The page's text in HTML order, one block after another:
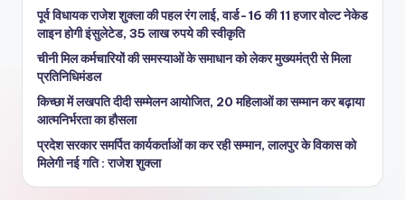
पूर्व विधायक राजेश शुक्ला की पहल रंग लाई, वार्ड-16 की 11 हजार वोल्ट नेकेड
लाइन होगी इंसुलेटेड, 35 लाख रुपये की स्वीकृति
चीनी मिल कर्मचारियों की समस्याओं के समाधान को लेकर मुख्यमंत्री से मिला
प्रतिनिधिमंडल
किच्छा में लखपति दीदी सम्मेलन आयोजित, 20 महिलाओं का सम्मान कर बढ़ाया
आत्मनिर्भरता का हौसला
प्रदेश सरकार समर्पित कार्यकर्ताओं का कर रही सम्मान, लालपुर के विकास को
मिलेगी नई गति : राजेश शुक्ला